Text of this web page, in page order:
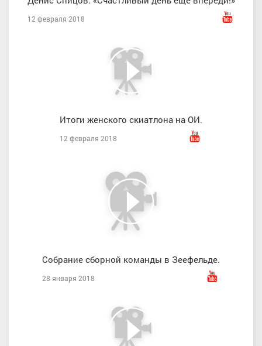
12 февраля 2018
Итоги женского скиатлона на ОИ.
12 февраля 2018
Собрание сборной команды в Зеефельде.
28 января 2018